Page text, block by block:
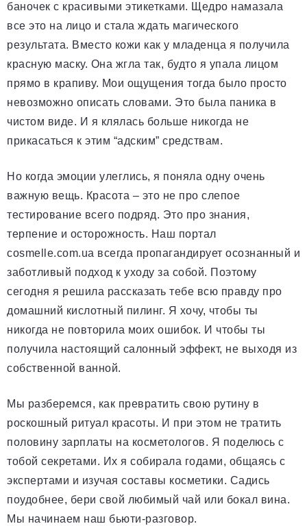
баночек с красивыми этикетками. Щедро намазала
все это на лицо и стала ждать магического
результата. Вместо кожи как у младенца я получила
красную маску. Она жгла так, будто я упала лицом
прямо в крапиву. Мои ощущения тогда было просто
невозможно описать словами. Это была паника в
чистом виде. И я клялась больше никогда не
прикасаться к этим “адским” средствам.
Но когда эмоции улеглись, я поняла одну очень
важную вещь. Красота – это не про слепое
тестирование всего подряд. Это про знания,
терпение и осторожность. Наш портал
cosmelle.com.ua всегда пропагандирует осознанный и
заботливый подход к уходу за собой. Поэтому
сегодня я решила рассказать тебе всю правду про
домашний кислотный пилинг. Я хочу, чтобы ты
никогда не повторила моих ошибок. И чтобы ты
получила настоящий салонный эффект, не выходя из
собственной ванной.
Мы разберемся, как превратить свою рутину в
роскошный ритуал красоты. И при этом не тратить
половину зарплаты на косметологов. Я поделюсь с
тобой секретами. Их я собирала годами, общаясь с
экспертами и изучая составы косметики. Садись
поудобнее, бери свой любимый чай или бокал вина.
Мы начинаем наш бьюти-разговор.